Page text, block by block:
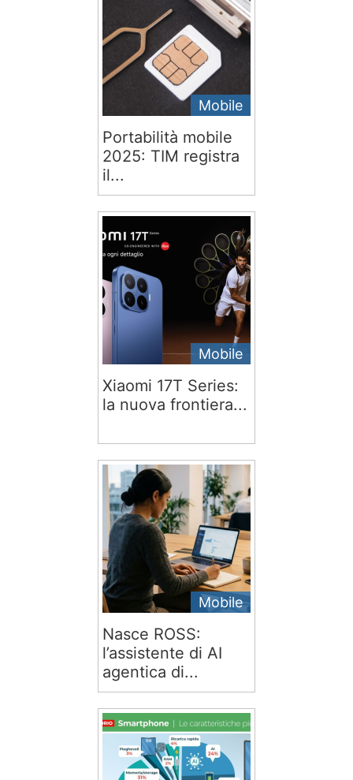
Mobile
Portabilità mobile
2025: TIM registra
il...
Mobile
Xiaomi 17T Series:
la nuova frontiera...
Mobile
Nasce ROSS:
l’assistente di AI
agentica di...